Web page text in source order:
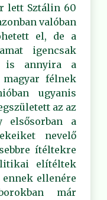
lett Sztálin 60
valóban
el, de a
igencsak
is annyira a
félnek
ugyanis
az az
elsősorban a
nevelő
ítéltekre
elítéltek
ellenére
már